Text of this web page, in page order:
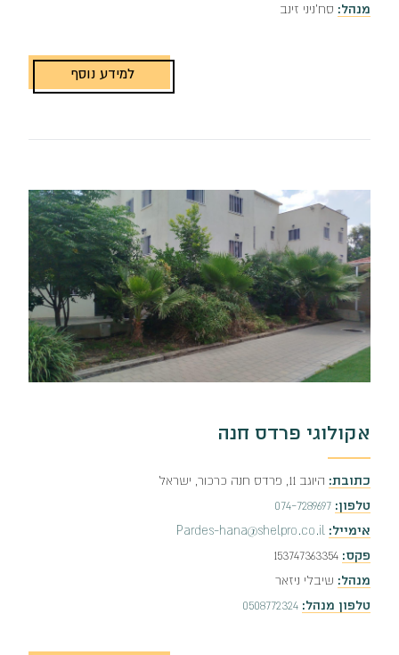
מנהל: סח'ניני זינב
למידע נוסף
אקולוגי פרדס חנה
כתובת: היוגב 11, פרדס חנה כרכור, ישראל
טלפון: ‭074-7289697‬
אימייל: Pardes-hana@shelpro.co.il
פקס:
מנהל: שיבלי ניזאר
טלפון מנהל: 0508772324